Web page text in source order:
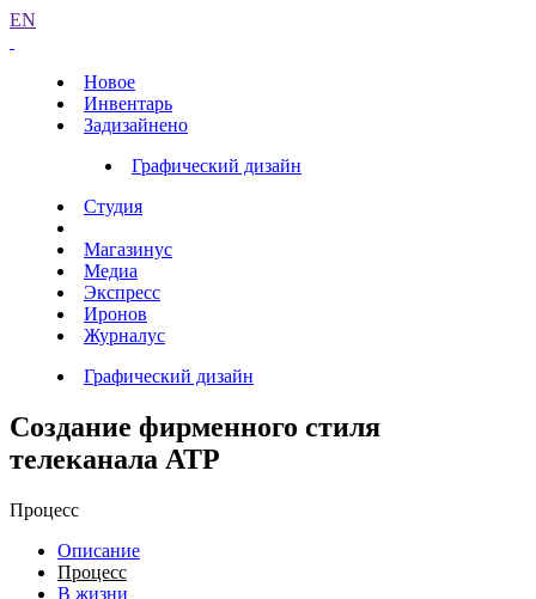
EN
Новое
Инвентарь
Задизайнено
Графический дизайн
Студия
Магазинус
Медиа
Экспресс
Иронов
Журналус
Графический дизайн
Создание фирменного стиля
телеканала АТР
Процесс
Описание
Процесс
В жизни